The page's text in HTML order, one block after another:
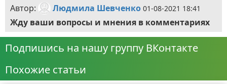
Автор: Людмила Шевченко 01-08-2021 18:41
Жду ваши вопросы и мнения в комментариях
Подпишись на нашу группу ВКонтакте
Похожие статьи